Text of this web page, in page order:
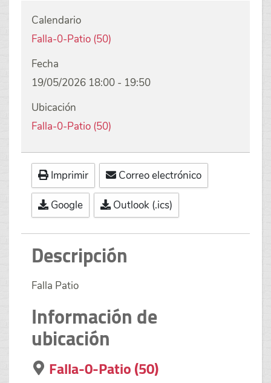
Calendario
Falla-0-Patio (50)
Fecha
19/05/2026 18:00 - 19:50
Ubicación
Falla-0-Patio (50)
Imprimir Correo electrónico
Google Outlook (.ics)
Descripción
Falla Patio
Información de
ubicación
Falla-0-Patio (50)